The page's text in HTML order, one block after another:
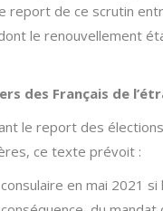
report de ce scrutin
le renouvellement
des Français de
le report des
ce texte prévoit :
en mai 2021